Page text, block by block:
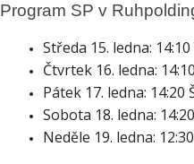
Program SP v
Středa 15. ledna:
Čtvrtek 16. ledna:
Pátek 17. ledna: 14:20
Sobota 18. ledna:
Neděle 19. ledna: